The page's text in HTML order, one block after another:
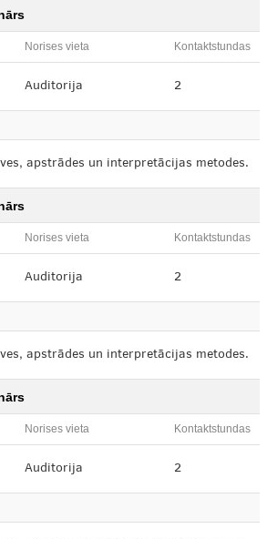
Norises vieta Kontaktstundas
Auditorija 2
apstrādes un interpretācijas metodes.
Norises vieta Kontaktstundas
Auditorija 2
apstrādes un interpretācijas metodes.
Norises vieta Kontaktstundas
Auditorija 2